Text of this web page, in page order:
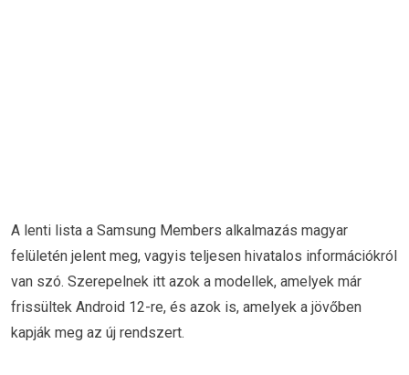
A lenti lista a Samsung Members alkalmazás magyar
felületén jelent meg, vagyis teljesen hivatalos információkról
van szó. Szerepelnek itt azok a modellek, amelyek már
frissültek Android 12-re, és azok is, amelyek a jövőben
kapják meg az új rendszert.